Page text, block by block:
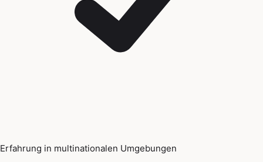
Erfahrung in multinationalen Umgebungen